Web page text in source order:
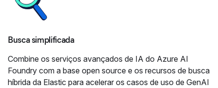
Busca simplificada
Combine os serviços avançados de IA do Azure AI
Foundry com a base open source e os recursos de busca
híbrida da Elastic para acelerar os casos de uso de GenAI